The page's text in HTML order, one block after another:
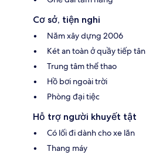
Cơ sở, tiện nghi
Năm xây dựng 2006
Két an toàn ở quầy tiếp tân
Trung tâm thể thao
Hồ bơi ngoài trời
Phòng đại tiệc
Hỗ trợ người khuyết tật
Có lối đi dành cho xe lăn
Thang máy